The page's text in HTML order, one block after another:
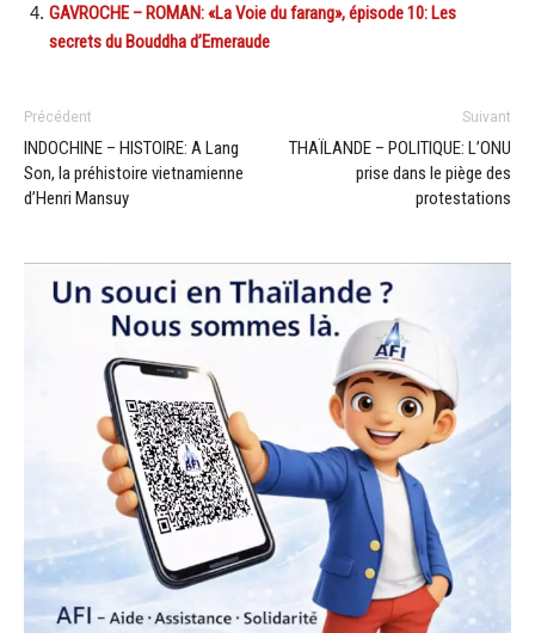
GAVROCHE – ROMAN: «La Voie du farang», épisode 10: Les
secrets du Bouddha d’Emeraude
Précédent
INDOCHINE – HISTOIRE: A Lang
Son, la préhistoire vietnamienne
d’Henri Mansuy
Suivant
THAÏLANDE – POLITIQUE: L’ONU
prise dans le piège des
protestations